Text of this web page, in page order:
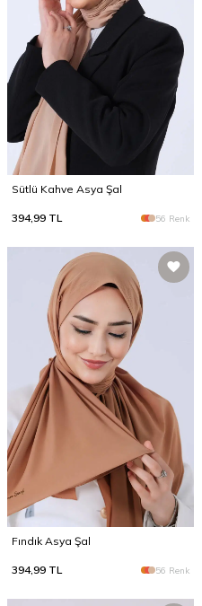
Sütlü Kahve Asya Şal
394,99 TL 56 Renk
Fındık Asya Şal
394,99 TL 56 Renk